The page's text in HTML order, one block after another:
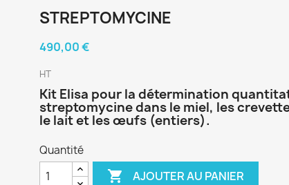
STREPTOMYCINE
490,00 €
HT
Kit Elisa pour la détermination
streptomycine dans le miel, les
le lait et les œufs (entiers).
Quantité
 AJOUTER AU PANIER